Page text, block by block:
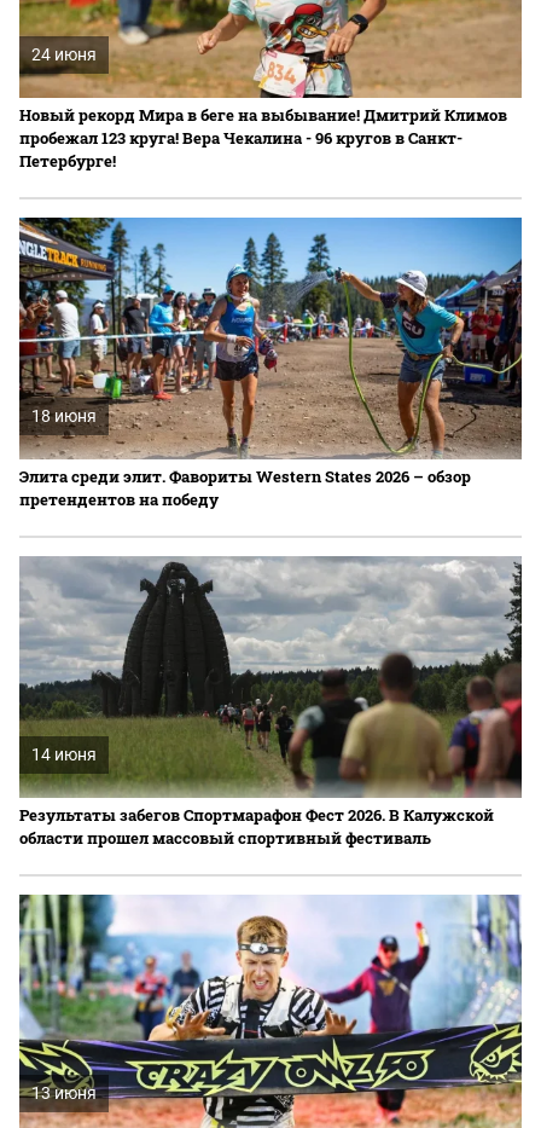
24 июня
Новый рекорд Мира в беге на выбывание! Дмитрий Климов
пробежал 123 круга! Вера Чекалина - 96 кругов в Санкт-
Петербурге!
18 июня
Элита среди элит. Фавориты Western States 2026 – обзор
претендентов на победу
14 июня
Результаты забегов Спортмарафон Фест 2026. В Калужской
области прошел массовый спортивный фестиваль
13 июня